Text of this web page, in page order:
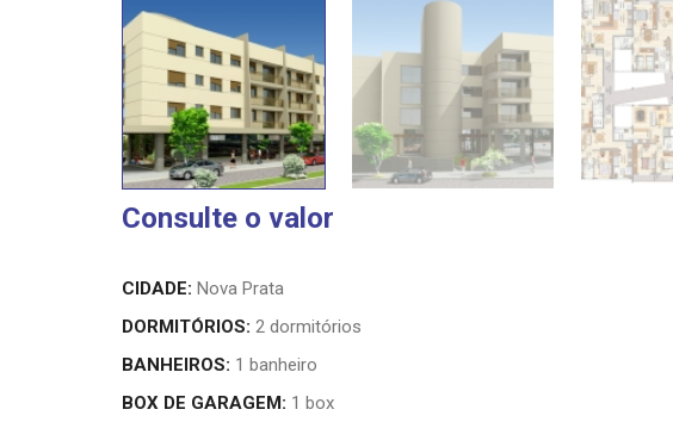
Consulte o valor
CIDADE: Nova Prata
DORMITÓRIOS: 2 dormitórios
BANHEIROS: 1 banheiro
BOX DE GARAGEM: 1 box